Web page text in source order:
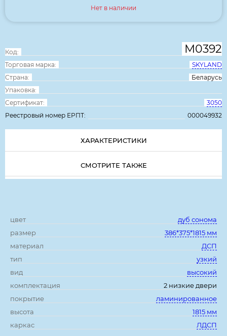
Код: М0392
Торговая марка:
SKYLAND
Страна:
Беларусь
Упаковка:
Сертификат:
3050
Реестровый номер ЕРПТ:
000049932
Нет в наличии
ХАРАКТЕРИСТИКИ
СМОТРИТЕ ТАКЖЕ
цвет
дуб сонома
размер
386*375*1815 мм
материал
ДСП
тип
узкий
вид
высокий
комплектация
2 низкие двери
покрытие
ламинированное
высота
1815 мм
каркас
ЛДСП